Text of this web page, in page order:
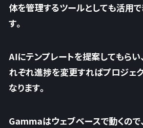
体を管理するツールとしても活用で
す。
AIにテンプレートを提案してもらい
れぞれ進捗を変更すればプロジェ
なります。
Gammaはウェブベースで動くので